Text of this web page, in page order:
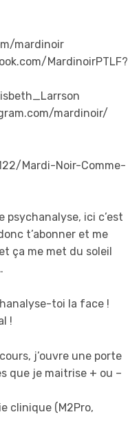
mardinoir
MardinoirPTLF?
mardinoir/
Mardi-Noir-Comme-
psychanalyse, ici c’est
t’abonner et me
ça me met du soleil
toi la face !
!
j’ouvre une porte
que je maitrise + ou –
clinique (M2Pro,